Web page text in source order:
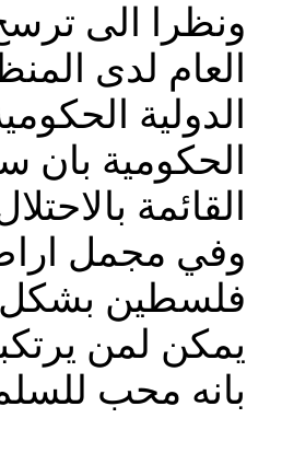
ونظرا الى
العام لدى
الدولية
الحكومية بان
القائمة
وفي مجمل
فلسطين بشكل
يمكن لمن
بانه محب